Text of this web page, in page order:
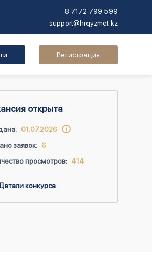
8 7172 799 599
support@hrqyzmet.kz
Регистрация
открыта
01.07.2026
заявок: 6
просмотров: 414
конкурса